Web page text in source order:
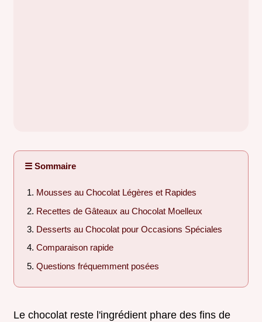
☰ Sommaire
Mousses au Chocolat Légères et Rapides
Recettes de Gâteaux au Chocolat Moelleux
Desserts au Chocolat pour Occasions Spéciales
Comparaison rapide
Questions fréquemment posées
Le chocolat reste l'ingrédient phare des fins de